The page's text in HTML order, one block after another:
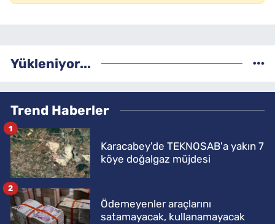
Yükleniyor...
Trend Haberler
Karacabey'de TEKNOSAB'a yakın 7
köye doğalgaz müjdesi
1
Ödemeyenler araçlarını
satamayacak, kullanamayacak
2